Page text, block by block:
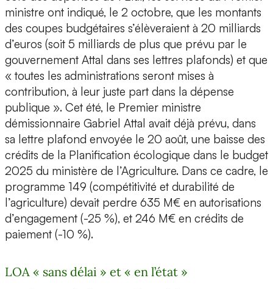
ministre ont indiqué, le 2 octobre, que les montants
des coupes budgétaires s’élèveraient à 20 milliards
d’euros (soit 5 milliards de plus que prévu par le
gouvernement Attal dans ses lettres plafonds) et que
« toutes les administrations seront mises à
contribution, à leur juste part dans la dépense
publique ». Cet été, le Premier ministre
démissionnaire Gabriel Attal avait déjà prévu, dans
sa lettre plafond envoyée le 20 août, une baisse des
crédits de la Planification écologique dans le budget
2025 du ministère de l’Agriculture. Dans ce cadre, le
programme 149 (compétitivité et durabilité de
l’agriculture) devait perdre 635 M€ en autorisations
d’engagement (-25 %), et 246 M€ en crédits de
paiement (-10 %).
LOA « sans délai » et « en l’état »